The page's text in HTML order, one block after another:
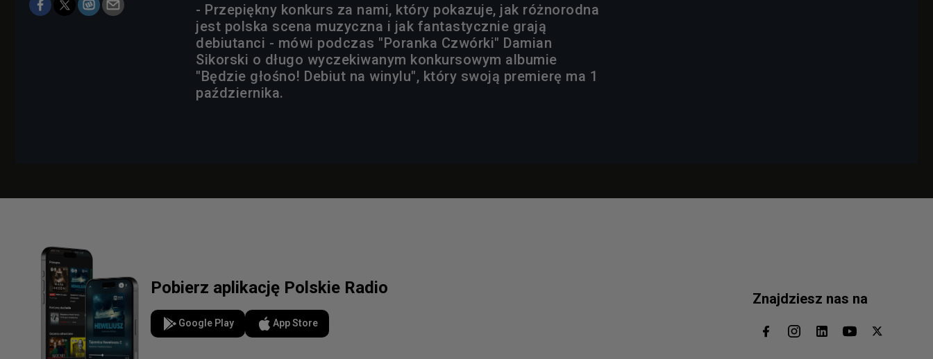
- Przepiękny konkurs za nami, który pokazuje, jak różnorodna
jest polska scena muzyczna i jak fantastycznie grają
debiutanci - mówi podczas "Poranka Czwórki" Damian
Sikorski o długo wyczekiwanym konkursowym albumie
"Będzie głośno! Debiut na winylu", który swoją premierę ma 1
października.
Pobierz aplikację Polskie Radio
Google Play App Store
Znajdziesz nas na